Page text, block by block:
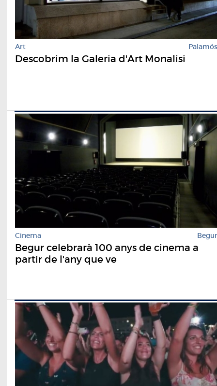
Art Palamós
Descobrim la Galeria d'Art Monalisi
Cinema Begur
Begur celebrarà 100 anys de cinema a
partir de l'any que ve